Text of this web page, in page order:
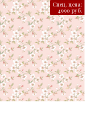
Спец. цена:
4990 руб.